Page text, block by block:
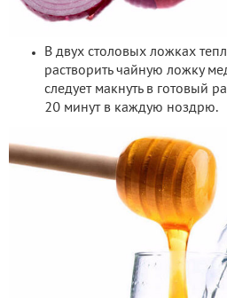
В двух столовых ложках
растворить чайную ложку
следует макнуть в готовый
20 минут в каждую ноздрю.